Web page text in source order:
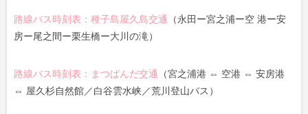
路線バス時刻表：種子島屋久島交通 （永田ー宮之浦ー空 港ー安
房ー尾之間ー栗生橋ー大川の滝）
路線バス時刻表：まつばんだ交通 （宮之浦港 ⇔ 空港 ⇔ 安房港
⇔ 屋久杉自然館／白谷雲水峡／荒川登山バス）